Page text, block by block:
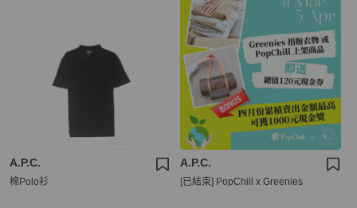
A.P.C.
棉Polo衫
A.P.C.
[已結束] PopChill x Greenies